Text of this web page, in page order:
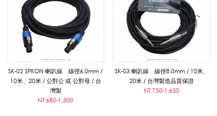
譜
架
SK-02 SPKON 喇叭線 線徑6.0mm /
10米、20米 / 公對公 或 公對母 / 台
灣製
NT.680-1,300
SK-03 喇叭線 線徑8.0mm / 10米、
20米 / 台灣製造品質保證
NT.750-1,650